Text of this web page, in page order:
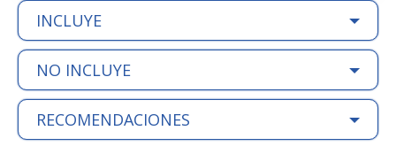
INCLUYE
NO INCLUYE
RECOMENDACIONES